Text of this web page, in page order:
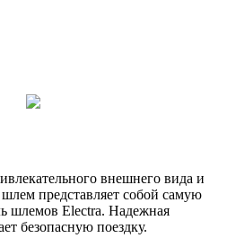
внешнего вида и
представляет собой самую
шлемов Electra. Надежная
безопасную поездку.